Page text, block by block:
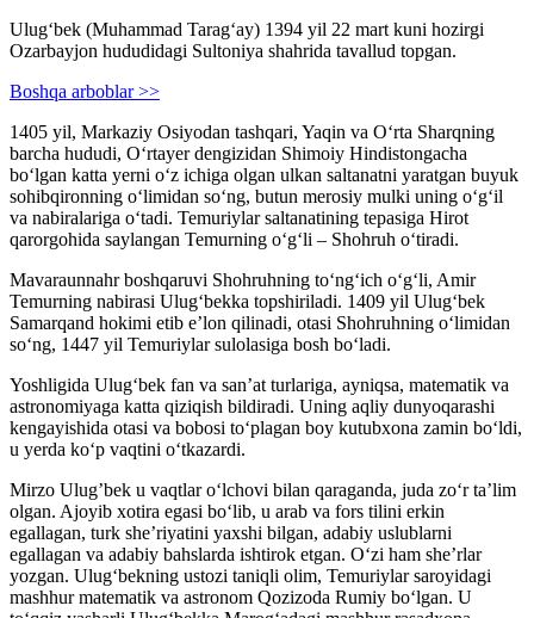
Ulug‘bek (Muhammad Tarag‘ay) 1394 yil 22 mart kuni hozirgi
Ozarbayjon hududidagi Sultoniya shahrida tavallud topgan.
Boshqa arboblar >>
1405 yil, Markaziy Osiyodan tashqari, Yaqin va O‘rta Sharqning
barcha hududi, O‘rtayer dengizidan Shimoiy Hindistongacha
bo‘lgan katta yerni o‘z ichiga olgan ulkan saltanatni yaratgan buyuk
sohibqironning o‘limidan so‘ng, butun merosiy mulki uning o‘g‘il
va nabiralariga o‘tadi. Temuriylar saltanatining tepasiga Hirot
qarorgohida saylangan Temurning o‘g‘li – Shohruh o‘tiradi.
Mavaraunnahr boshqaruvi Shohruhning to‘ng‘ich o‘g‘li, Amir
Temurning nabirasi Ulug‘bekka topshiriladi. 1409 yil Ulug‘bek
Samarqand hokimi etib e’lon qilinadi, otasi Shohruhning o‘limidan
so‘ng, 1447 yil Temuriylar sulolasiga bosh bo‘ladi.
Yoshligida Ulug‘bek fan va san’at turlariga, ayniqsa, matematik va
astronomiyaga katta qiziqish bildiradi. Uning aqliy dunyoqarashi
kengayishida otasi va bobosi to‘plagan boy kutubxona zamin bo‘ldi,
u yerda ko‘p vaqtini o‘tkazardi.
Mirzo Ulug’bek u vaqtlar o‘lchovi bilan qaraganda, juda zo‘r ta’lim
olgan. Ajoyib xotira egasi bo‘lib, u arab va fors tilini erkin
egallagan, turk she’riyatini yaxshi bilgan, adabiy uslublarni
egallagan va adabiy bahslarda ishtirok etgan. O‘zi ham she’rlar
yozgan. Ulug‘bekning ustozi taniqli olim, Temuriylar saroyidagi
mashhur matematik va astronom Qozizoda Rumiy bo‘lgan. U